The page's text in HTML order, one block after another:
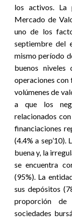
los activos. La
Mercado de
uno de los
septiembre del
mismo período
buenos
operaciones con
volúmenes de
a que los
relacionados
financiaciones
(4.4% a
buena y, la
se encuentra
(95%). La
sus depósitos
proporción de
sociedades